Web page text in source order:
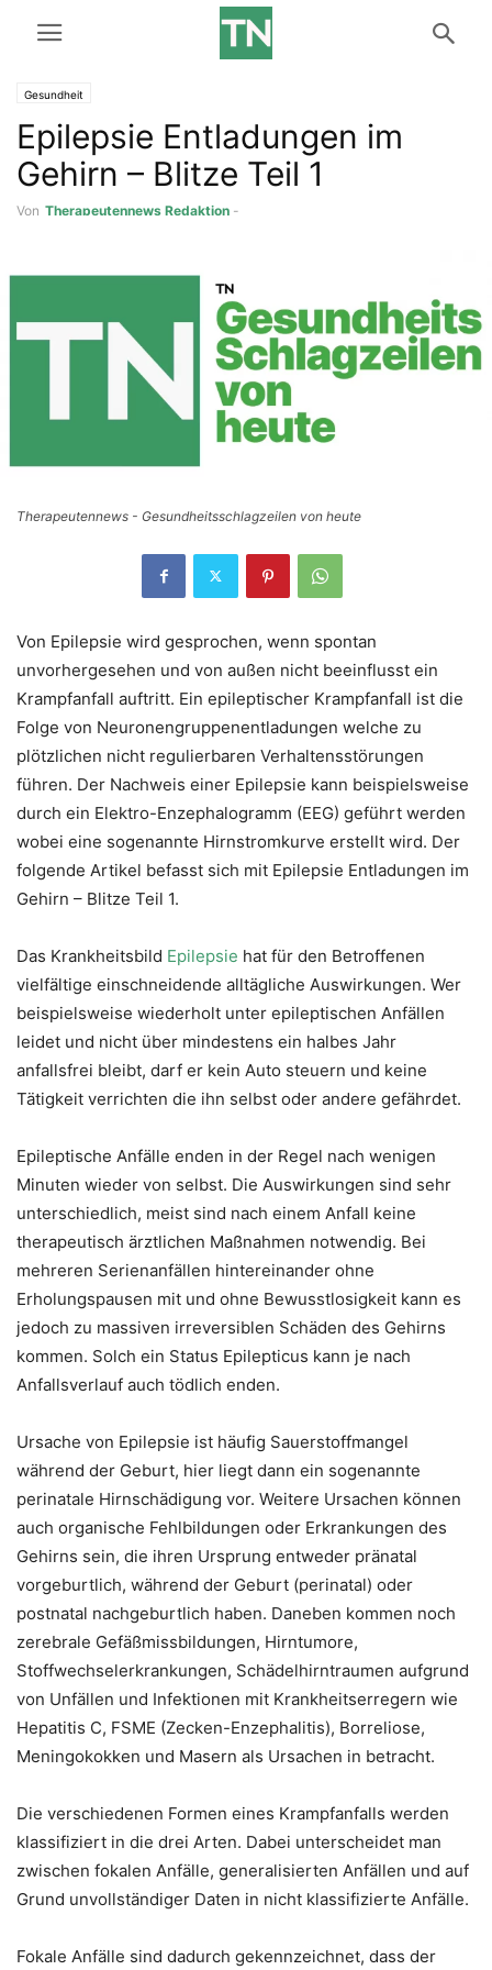
Gesundheit
Epilepsie Entladungen im
Gehirn – Blitze Teil 1
Von Therapeutennews Redaktion -
Therapeutennews - Gesundheitsschlagzeilen von heute
Von Epilepsie wird gesprochen, wenn spontan
unvorhergesehen und von außen nicht beeinflusst ein
Krampfanfall auftritt. Ein epileptischer Krampfanfall ist die
Folge von Neuronengruppenentladungen welche zu
plötzlichen nicht regulierbaren Verhaltensstörungen
führen. Der Nachweis einer Epilepsie kann beispielsweise
durch ein Elektro-Enzephalogramm (EEG) geführt werden
wobei eine sogenannte Hirnstromkurve erstellt wird. Der
folgende Artikel befasst sich mit Epilepsie Entladungen im
Gehirn – Blitze Teil 1.
Das Krankheitsbild Epilepsie hat für den Betroffenen
vielfältige einschneidende alltägliche Auswirkungen. Wer
beispielsweise wiederholt unter epileptischen Anfällen
leidet und nicht über mindestens ein halbes Jahr
anfallsfrei bleibt, darf er kein Auto steuern und keine
Tätigkeit verrichten die ihn selbst oder andere gefährdet.
Epileptische Anfälle enden in der Regel nach wenigen
Minuten wieder von selbst. Die Auswirkungen sind sehr
unterschiedlich, meist sind nach einem Anfall keine
therapeutisch ärztlichen Maßnahmen notwendig. Bei
mehreren Serienanfällen hintereinander ohne
Erholungspausen mit und ohne Bewusstlosigkeit kann es
jedoch zu massiven irreversiblen Schäden des Gehirns
kommen. Solch ein Status Epilepticus kann je nach
Anfallsverlauf auch tödlich enden.
Ursache von Epilepsie ist häufig Sauerstoffmangel
während der Geburt, hier liegt dann ein sogenannte
perinatale Hirnschädigung vor. Weitere Ursachen können
auch organische Fehlbildungen oder Erkrankungen des
Gehirns sein, die ihren Ursprung entweder pränatal
vorgeburtlich, während der Geburt (perinatal) oder
postnatal nachgeburtlich haben. Daneben kommen noch
zerebrale Gefäßmissbildungen, Hirntumore,
Stoffwechselerkrankungen, Schädelhirntraumen aufgrund
von Unfällen und Infektionen mit Krankheitserregern wie
Hepatitis C, FSME (Zecken-Enzephalitis), Borreliose,
Meningokokken und Masern als Ursachen in betracht.
Die verschiedenen Formen eines Krampfanfalls werden
klassifiziert in die drei Arten. Dabei unterscheidet man
zwischen fokalen Anfälle, generalisierten Anfällen und auf
Grund unvollständiger Daten in nicht klassifizierte Anfälle.
Fokale Anfälle sind dadurch gekennzeichnet, dass der